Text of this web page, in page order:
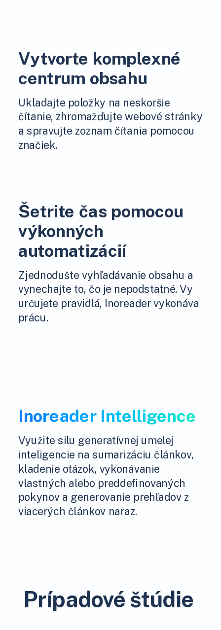
Vytvorte komplexné
centrum obsahu
Ukladajte položky na neskoršie
čítanie, zhromažďujte webové stránky
a spravujte zoznam čítania pomocou
značiek.
Šetrite čas pomocou
výkonných
automatizácií
Zjednodušte vyhľadávanie obsahu a
vynechajte to, čo je nepodstatné. Vy
určujete pravidlá, Inoreader vykonáva
prácu.
Inoreader Intelligence
Využite silu generatívnej umelej
inteligencie na sumarizáciu článkov,
kladenie otázok, vykonávanie
vlastných alebo preddefinovaných
pokynov a generovanie prehľadov z
viacerých článkov naraz.
Prípadové štúdie